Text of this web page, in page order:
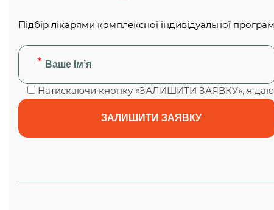
Підбір лікарями комплексної індивідуальної
Натискаючи кнопку «ЗАЛИШИТИ ЗАЯВКУ», я даю